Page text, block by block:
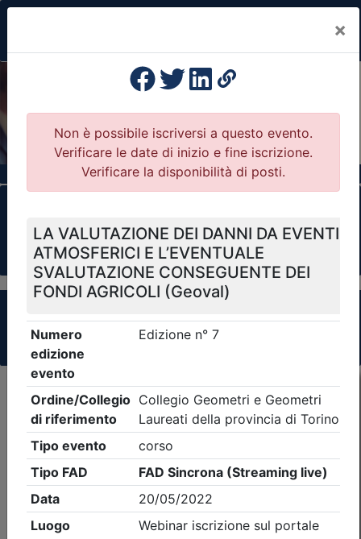
×
Previous
Il portale della formazione per Ordini e
Collegi Professionali
Clicca qui - espandi la sezione dei filtri ricerca
eventi
Criteri di ricerca applicati:
- Tipo Ordine/collegio:Geometri
Torino- Eventi in programma dal10/8/2026
iCal Feed RSS